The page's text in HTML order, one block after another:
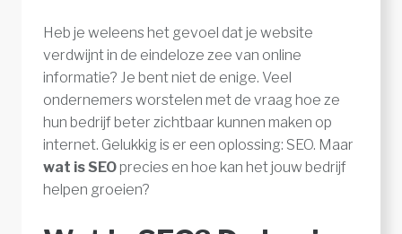
Heb je weleens het gevoel dat je website
verdwijnt in de eindeloze zee van online
informatie? Je bent niet de enige. Veel
ondernemers worstelen met de vraag hoe ze
hun bedrijf beter zichtbaar kunnen maken op
internet. Gelukkig is er een oplossing: SEO. Maar
wat is SEO precies en hoe kan het jouw bedrijf
helpen groeien?